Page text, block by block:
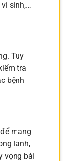
vi sinh,…
Tuy
tra
bệnh
mang
lành,
vọng bài